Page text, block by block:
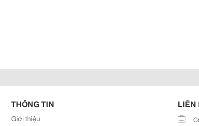
THÔNG TIN
Giới thiệu
LIÊN